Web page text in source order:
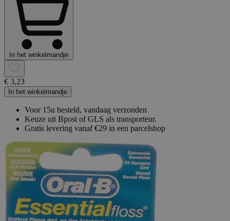
In het winkelmandje
€ 3,23
In het winkelmandje
Voor 15u besteld, vandaag verzonden
Keuze uit Bpost of GLS als transporteur.
Gratis levering vanaf €29 in een parcelshop